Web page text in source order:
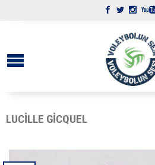
LUCILLE GICQUEL